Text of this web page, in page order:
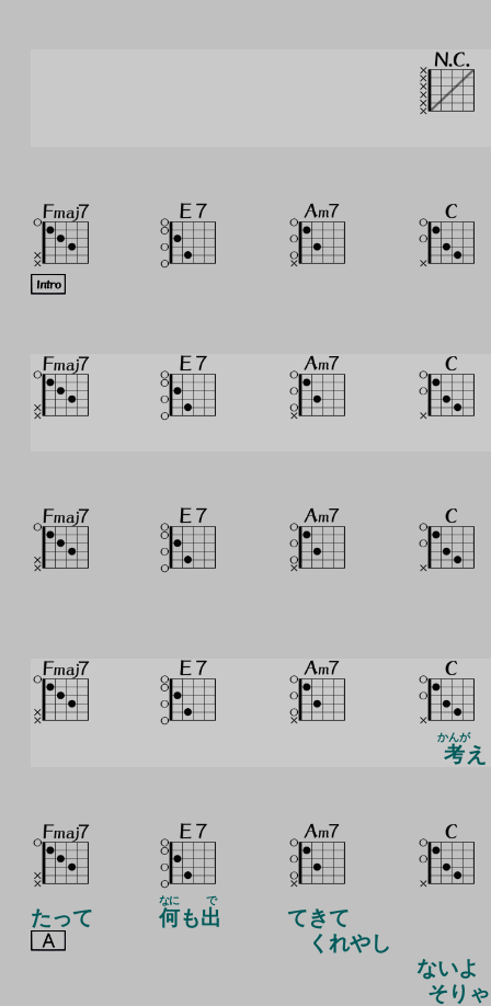
考
かんが
え
たって 何
なに
も出
で
てきて
くれやし
ないよ
そり